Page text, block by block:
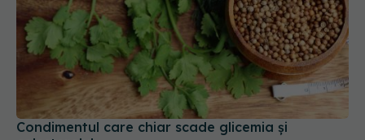
Condimentul care chiar scade glicemia și
colesterolul
24 feb 2026, 12:01